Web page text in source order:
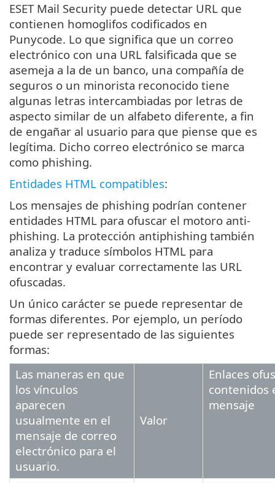
ESET Mail Security puede detectar URL que
contienen homoglifos codificados en
Punycode. Lo que significa que un correo
electrónico con una URL falsificada que se
asemeja a la de un banco, una compañía de
seguros o un minorista reconocido tiene
algunas letras intercambiadas por letras de
aspecto similar de un alfabeto diferente, a fin
de engañar al usuario para que piense que es
legítima. Dicho correo electrónico se marca
como phishing.
Entidades HTML compatibles:
Los mensajes de phishing podrían contener
entidades HTML para ofuscar el motoro anti-
phishing. La protección antiphishing también
analiza y traduce símbolos HTML para
encontrar y evaluar correctamente las URL
ofuscadas.
Un único carácter se puede representar de
formas diferentes. Por ejemplo, un período
puede ser representado de las siguientes
formas:
Las maneras en que
los vínculos
aparecen
usualmente en el
mensaje de correo
electrónico para el
usuario.
Valor
Enlaces
contenidos
mensaje